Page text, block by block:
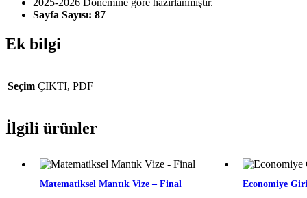
2025-2026 Dönemine göre hazırlanmıştır.
Sayfa Sayısı: 87
Ek bilgi
Seçim ÇIKTI, PDF
İlgili ürünler
Matematiksel Mantık Vize – Final
Economiye